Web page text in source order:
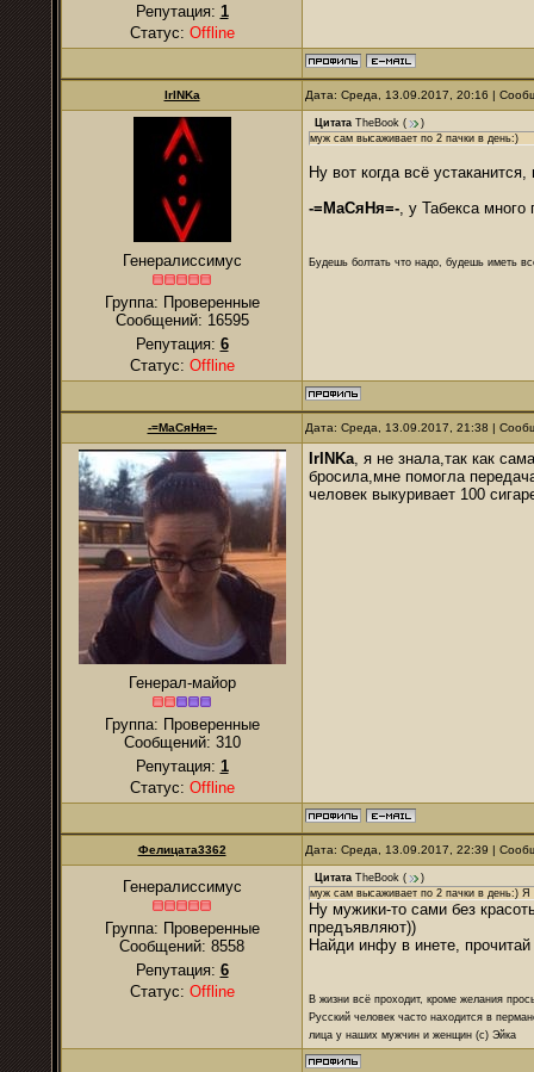
Репутация: 1
Статус: Offline
IrINKa Дата: Среда, 13.09.2017, 20:16 |
Генералиссимус
Группа: Проверенные
Сообщений: 16595
Репутация: 6
Статус: Offline
Цитата TheBook (
)
муж сам высаживает по 2 пачки в день:)
Ну вот когда всё
-=МаСяНя=-, у Табекса много
Будешь болтать что надо, будешь иметь
-=МаСяНя=- Дата: Среда, 13.09.2017, 21:38 |
Генерал-майор
Группа: Проверенные
Сообщений: 310
Репутация: 1
Статус: Offline
IrINKa, я не знала,так как
бросила,мне помогла
человек выкуривает 100
Фелицата3362 Дата: Среда, 13.09.2017, 22:39 |
Генералиссимус
Группа: Проверенные
Сообщений: 8558
Репутация: 6
Статус: Offline
Цитата TheBook (
)
муж сам высаживает по 2 пачки в день:) Я
Ну мужики-то сами без
предъявляют))
Найди инфу в инете,
В жизни всё проходит, кроме желания
Русский человек часто находится в
лица у наших мужчин и женщин (с) Эйка